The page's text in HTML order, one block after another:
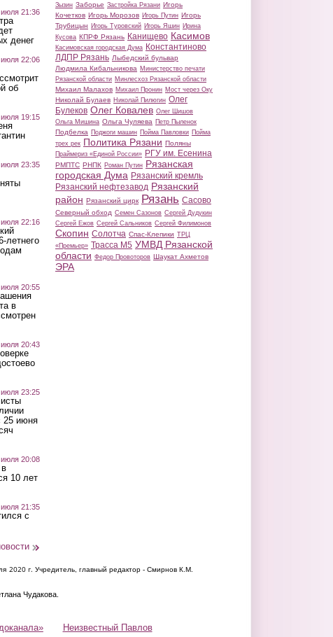
июля 21:36
денег
июля 22:06
об
июля 19:15
июля 23:35
июля 22:16
летнего
июля 20:55
в
20:43
23:25
25 июня
20:08
10 лет
21:35
с
Зызин Заборье Застройка Рязани Игорь
Кочетков Игорь Морозов Игорь Путин Игорь
Трубицын Игорь Туровский Игорь Яшин Ирина
Кусова КПРФ Рязань Канищево Касимов
Касимовская городская Дума Константиново
ЛДПР Рязань Лыбедский бульвар
Людмила Кибальникова Министерство печати
Рязанской области Минлесхоз Рязанской области
Михаил Малахов Михаил Пронин Мост через Оку
Николай Булаев Николай Пилюгин Олег
Булеков Олег Ковалев Олег Шишов
Ольга Мишина Ольга Чуляева Петр Пыленок
Подбелка Поджоги машин Пойма Павловки Пойма
трех рек Политика Рязани Поляны
Праймериз «Единой России» РГУ им. Есенина
РМПТС РНПК Роман Путин Рязанская
городская Дума Рязанский кремль
Рязанский нефтезавод Рязанский
район Рязанский цирк Рязань Сасово
Северный обход Семен Сазонов Сергей Дудукин
Сергей Ежов Сергей Сальников Сергей Филимонов
Скопин Солотча Спас-Клепики ТРЦ
«Премьер» Трасса М5 УМВД Рязанской
области Федор Провоторов Шаукат Ахметов
ЭРА
2020 г. Учредитель, главный редактор - Смирнов К.М.
Чудакова.
Неизвестный Павлов